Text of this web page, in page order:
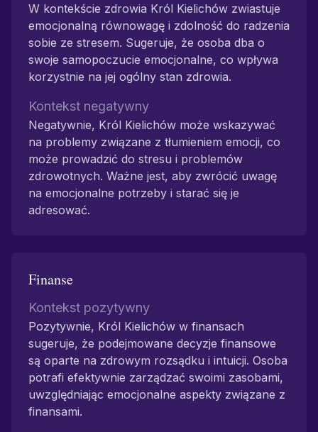
W kontekście zdrowia Król Kielichów zwiastuje
emocjonalną równowagę i zdolność do radzenia
sobie ze stresem. Sugeruje, że osoba dba o
swoje samopoczucie emocjonalne, co wpływa
korzystnie na jej ogólny stan zdrowia.
Kontekst negatywny
Negatywnie, Król Kielichów może wskazywać
na problemy związane z tłumieniem emocji, co
może prowadzić do stresu i problemów
zdrowotnych. Ważne jest, aby zwrócić uwagę
na emocjonalne potrzeby i starać się je
adresować.
Finanse
Kontekst pozytywny
Pozytywnie, Król Kielichów w finansach
sugeruje, że podejmowane decyzje finansowe
są oparte na zdrowym rozsądku i intuicji. Osoba
potrafi efektywnie zarządzać swoimi zasobami,
uwzględniając emocjonalne aspekty związane z
finansami.